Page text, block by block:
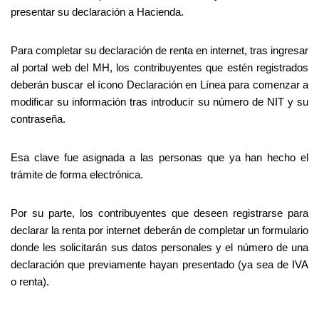
presentar su declaración a Hacienda.
Para completar su declaración de renta en internet, tras ingresar
al portal web del MH, los contribuyentes que estén registrados
deberán buscar el ícono Declaración en Línea para comenzar a
modificar su información tras introducir su número de NIT y su
contraseña.
Esa clave fue asignada a las personas que ya han hecho el
trámite de forma electrónica.
Por su parte, los contribuyentes que deseen registrarse para
declarar la renta por internet deberán de completar un formulario
donde les solicitarán sus datos personales y el número de una
declaración que previamente hayan presentado (ya sea de IVA
o renta).